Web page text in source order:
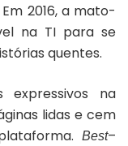
Em 2016, a mato-
na TI para se
quentes.
expressivos na
lidas e cem
Best–